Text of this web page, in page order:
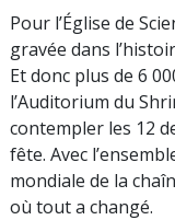
Pour l’Église de
gravée dans
Et donc plus de 6
l’Auditorium du
contempler les 12
fête. Avec
mondiale de la
où tout a changé.